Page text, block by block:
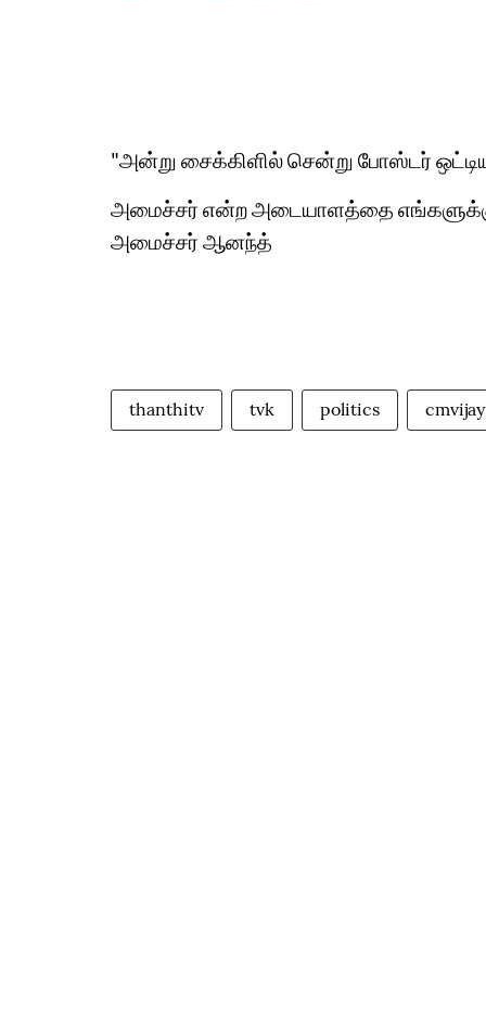
"அன்று சைக்கிளில் சென்று போஸ்டர்
அமைச்சர் என்ற அடையாளத்தை எங்களுக்கு
அமைச்சர் ஆனந்த்
thanthitv tvk politics cmvijay